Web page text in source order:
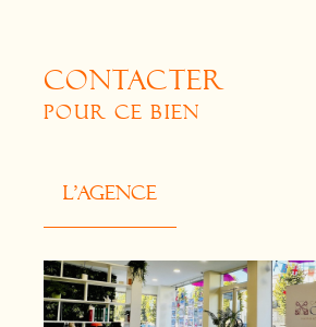
CONTACTER
POUR CE BIEN
L'agence